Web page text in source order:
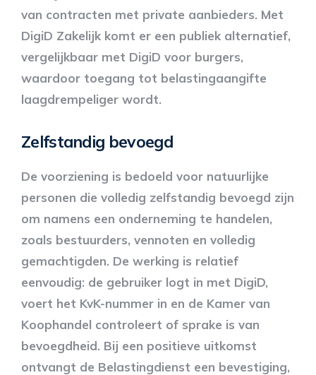
van contracten met private aanbieders. Met
DigiD Zakelijk komt er een publiek alternatief,
vergelijkbaar met DigiD voor burgers,
waardoor toegang tot belastingaangifte
laagdrempeliger wordt.
Zelfstandig bevoegd
De voorziening is bedoeld voor natuurlijke
personen die volledig zelfstandig bevoegd zijn
om namens een onderneming te handelen,
zoals bestuurders, vennoten en volledig
gemachtigden. De werking is relatief
eenvoudig: de gebruiker logt in met DigiD,
voert het KvK-nummer in en de Kamer van
Koophandel controleert of sprake is van
bevoegdheid. Bij een positieve uitkomst
ontvangt de Belastingdienst een bevestiging,